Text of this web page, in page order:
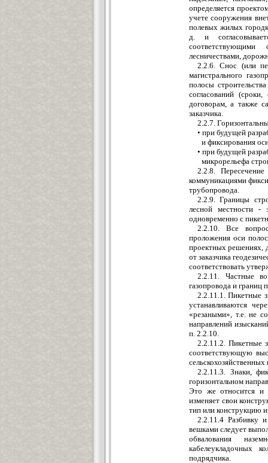
определяется
учете сооружения
полевых жилых
д. и
соответствующими
лесничествами,
2.2.6. Снос (или
магистрального
полосы
согласований
договорам, а также
заказчика.
2.2.7.
• при будущей
и фиксирования
• при будущей
микрорельефа
2.2.8.
коммуникациями
трубопровода.
2.2.9. Границы
лесной местности -
одновременно с
2.2.10. Все
проложения оси
проектных решениях,
от заказчика
соответствовать
2.2.11. Частные
газопровода и границ
2.2.11.1. Пикетные
устанавливаются
«резаными», т.е. не
направлений
п. 2.2.10.
2.2.11.2. Пикетные
соответствующую
2.2.11.3. Знаки,
горизонтальном
Это же относится и
изменяет свои
тип или конструкцию
2.2.11.4 Разбивку
вешками следует
обвалования
кабелеукладочных
подрядчика.